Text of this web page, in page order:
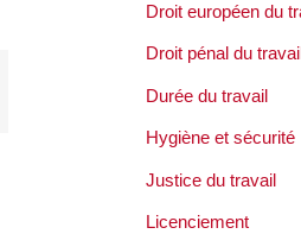
Droit européen du
Droit pénal du
Durée du travail
Hygiène et sécurité
Justice du travail
Licenciement